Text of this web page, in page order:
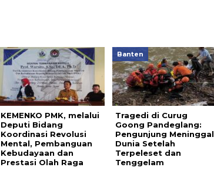
KEMENKO PMK, melalui
Deputi Bidang
Koordinasi Revolusi
Mental, Pembanguan
Kebudayaan dan
Prestasi Olah Raga
Banten
Tragedi di Curug
Goong Pandeglang:
Pengunjung Meninggal
Dunia Setelah
Terpeleset dan
Tenggelam